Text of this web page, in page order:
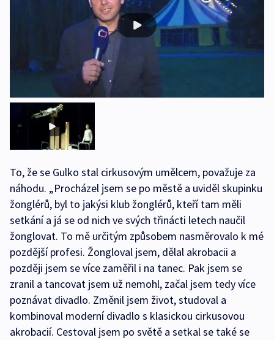
To, že se Gulko stal cirkusovým umělcem, považuje za
náhodu. „Procházel jsem se po městě a uviděl skupinku
žonglérů, byl to jakýsi klub žonglérů, kteří tam měli
setkání a já se od nich ve svých třinácti letech naučil
žonglovat. To mě určitým způsobem nasměrovalo k mé
pozdější profesi. Žongloval jsem, dělal akrobacii a
později jsem se více zaměřil i na tanec. Pak jsem se
zranil a tancovat jsem už nemohl, začal jsem tedy více
poznávat divadlo. Změnil jsem život, studoval a
kombinoval moderní divadlo s klasickou cirkusovou
akrobacií. Cestoval jsem po světě a setkal se také se